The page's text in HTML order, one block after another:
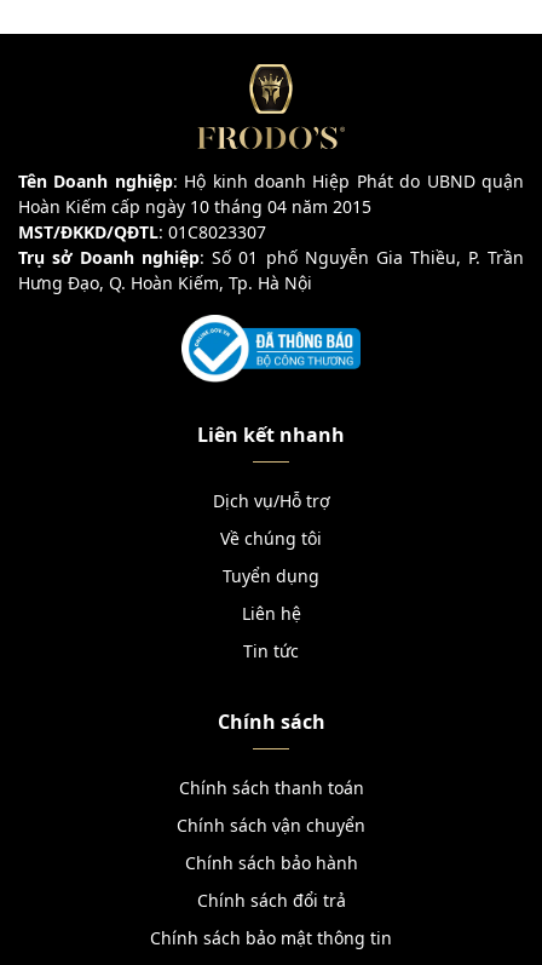
Tên Doanh nghiệp: Hộ kinh doanh Hiệp Phát do UBND quận
Hoàn Kiếm cấp ngày 10 tháng 04 năm 2015
MST/ĐKKD/QĐTL: 01C8023307
Trụ sở Doanh nghiệp: Số 01 phố Nguyễn Gia Thiều, P. Trần
Hưng Đạo, Q. Hoàn Kiếm, Tp. Hà Nội
Liên kết nhanh
Dịch vụ/Hỗ trợ
Về chúng tôi
Tuyển dụng
Liên hệ
Tin tức
Chính sách
Chính sách thanh toán
Chính sách vận chuyển
Chính sách bảo hành
Chính sách đổi trả
Chính sách bảo mật thông tin